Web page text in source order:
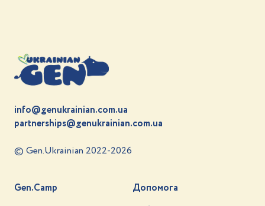
info@genukrainian.com.ua
partnerships@genukrainian.com.ua
© Gen.Ukrainian 2022-2026
Gen.Camp
Допомога